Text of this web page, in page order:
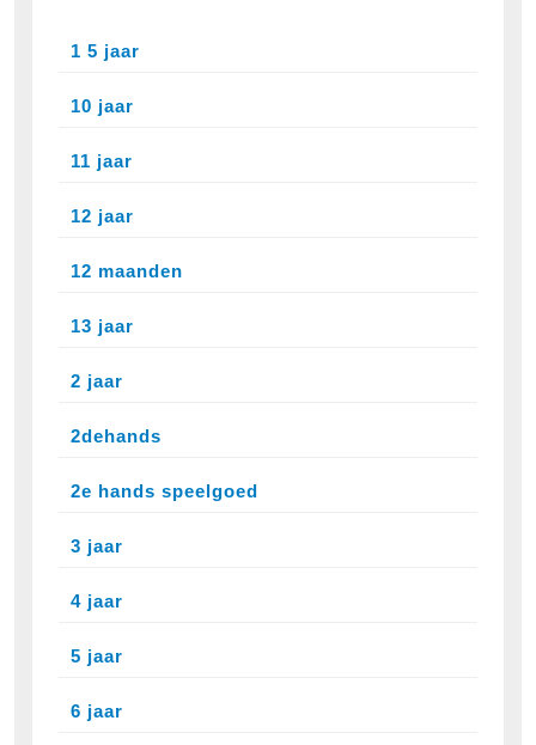
1 5 jaar
10 jaar
11 jaar
12 jaar
12 maanden
13 jaar
2 jaar
2dehands
2e hands speelgoed
3 jaar
4 jaar
5 jaar
6 jaar